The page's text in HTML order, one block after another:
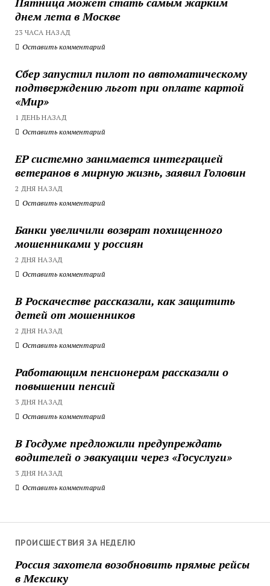
днем лета в Москве
23 ЧАСА НАЗАД
Оставить комментарий
Сбер запустил пилот по автоматическому
подтверждению льгот при оплате картой
«Мир»
1 ДЕНЬ НАЗАД
Оставить комментарий
ЕР системно занимается интеграцией
ветеранов в мирную жизнь, заявил Головин
2 ДНЯ НАЗАД
Оставить комментарий
Банки увеличили возврат похищенного
мошенниками у россиян
2 ДНЯ НАЗАД
Оставить комментарий
В Роскачестве рассказали, как защитить
детей от мошенников
2 ДНЯ НАЗАД
Оставить комментарий
Работающим пенсионерам рассказали о
повышении пенсий
3 ДНЯ НАЗАД
Оставить комментарий
В Госдуме предложили предупреждать
водителей о эвакуации через «Госуслуги»
3 ДНЯ НАЗАД
Оставить комментарий
ПРОИСШЕСТВИЯ ЗА НЕДЕЛЮ
Россия захотела возобновить прямые рейсы
в Мексику